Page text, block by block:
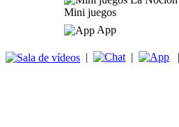
Mini juegos
App
| |